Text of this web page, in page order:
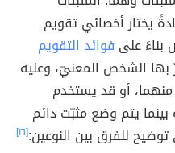
يختار أخصائي تقويم
بناءً على فوائد التقويم
بها الشخص المعنيّ، وعليه
أو قد يستخدم
بينما يتم وضع مثبّت دائم
للفرق بين النوعين:[١٦]